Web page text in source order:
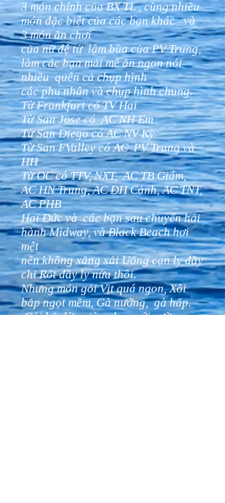
3 món chính của BX TL , cùng nhiều
món đặc biệt của các bạn khác và
3 món ăn chơi
của nữ đệ tử lậm bùa của PV Trung,
làm các bạn mải mê ăn ngon nói
nhiều quên cả chụp hình
các phu nhân và chụp hình chung.
Từ Frankfurt có TV Hai
Từ San Jose có AC NH Em
Từ San Diego có AC NV Kỳ
Từ San FValley có AC PV Trung và
HH
Từ OC có TTV, NXT, AC TB Giám,
AC HN Trung, AC ĐH Cảnh, AC TNT,
AC PHB
Hai Đức và các bạn sau chuyến hải
hành Midway, và Black Beach hơi
mệt
nên không xăng xái Uống cạn ly đầy
chỉ Rót đầy ly nửa thôi.
Nhưng món gỏi Vịt quá ngon, Xôi
bắp ngọt mềm, Gà nướng, gà hấp.
Gỏi hũ dừa giòn chua với sườn non